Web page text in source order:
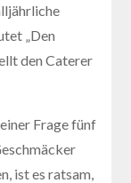
„Den
den Caterer
Frage fünf
ist es ratsam,